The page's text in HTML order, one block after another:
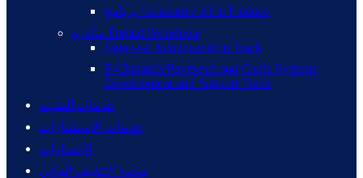
برنامج Generative AI in Finance
مبادرة Digital Workforce
Database Administration Track
E-Channels/Payments and Cards Systems
Development and Support Track
خدمات التقييم
خدمات الاستشارات
الإصدارات
منصة التثقيف المالي